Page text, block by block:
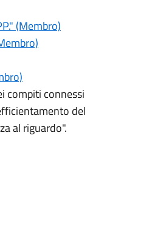
(Membro)
compiti connessi
del
al riguardo".